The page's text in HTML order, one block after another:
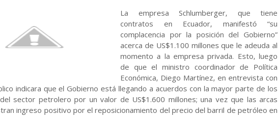
La empresa Schlumberger, que tiene
contratos en Ecuador, manifestó “su
complacencia por la posición del Gobierno”
acerca de US$1.100 millones que le adeuda al
momento a la empresa privada. Esto, luego
de que el ministro coordinador de Política
Económica, Diego Martínez, en entrevista con
indicara que el Gobierno está llegando a acuerdos con la mayor parte de los
sector petrolero por un valor de US$1.600 millones; una vez que las arcas
ingreso positivo por el reposicionamiento del precio del barril de petróleo en